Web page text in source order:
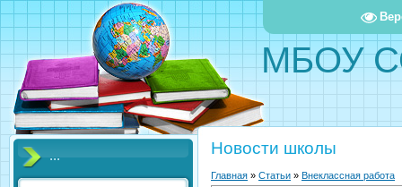
МБОУ
... Новости школы
Главная » Статьи » Внеклассная работа